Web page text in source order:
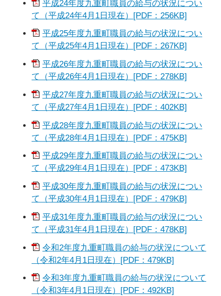
平成24年度九重町職員の給与の状況につい
て（平成24年4月1日現在）[PDF：256KB]
平成25年度九重町職員の給与の状況につい
て（平成25年4月1日現在）[PDF：267KB]
平成26年度九重町職員の給与の状況につい
て（平成26年4月1日現在）[PDF：278KB]
平成27年度九重町職員の給与の状況につい
て（平成27年4月1日現在）[PDF：402KB]
平成28年度九重町職員の給与の状況につい
て（平成28年4月1日現在）[PDF：475KB]
平成29年度九重町職員の給与の状況につい
て（平成29年4月1日現在）[PDF：473KB]
平成30年度九重町職員の給与の状況につい
て（平成30年4月1日現在）[PDF：479KB]
平成31年度九重町職員の給与の状況につい
て（平成31年4月1日現在）[PDF：478KB]
令和2年度九重町職員の給与の状況について
（令和2年4月1日現在）[PDF：479KB]
令和3年度九重町職員の給与の状況について
（令和3年4月1日現在）[PDF：492KB]